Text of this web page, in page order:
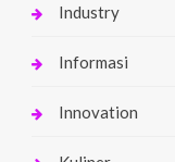
Industry
Informasi
Innovation